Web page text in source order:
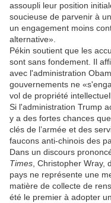
assoupli leur position
soucieuse de parvenir à
un engagement moins
alternative».
Pékin soutient que les
sont sans fondement. Il
avec l'administration
gouvernements ne
vol de propriété
Si l'administration Trump
y a des fortes chances
clés de l’armée et des
faucons anti-chinois des
Dans un discours
Times , Christopher
pays ne représente une
matière de collecte de
été le premier à adopter